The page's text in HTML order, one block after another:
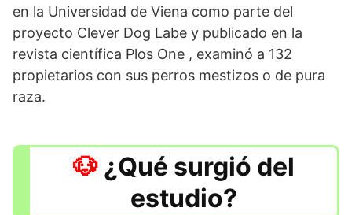
en la Universidad de Viena como parte del
proyecto Clever Dog Labe y publicado en la
revista científica Plos One , examinó a 132
propietarios con sus perros mestizos o de pura
raza.
¿Qué surgió del
estudio?